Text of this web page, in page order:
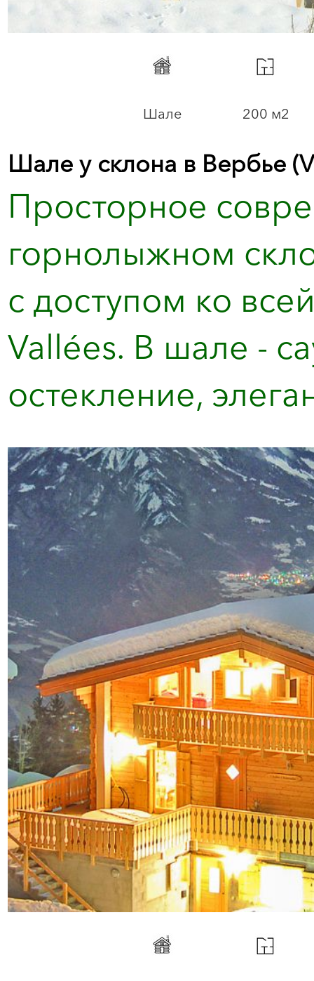
Шале 200 м2
Шале у склона в Вербье
Просторное
горнолыжном
с доступом ко
Vallées. В шале -
остекление,